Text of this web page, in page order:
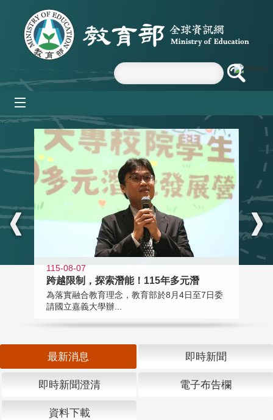
跳到主要內容區塊
:::
115-08-07
跨越限制，探索潛能！115年多元潛
為落實融合教育理念，教育部於8月4日至7日委
請國立嘉義大學辦...
最新消息 即時新聞
即時新聞澄清 電子布告欄
資料下載